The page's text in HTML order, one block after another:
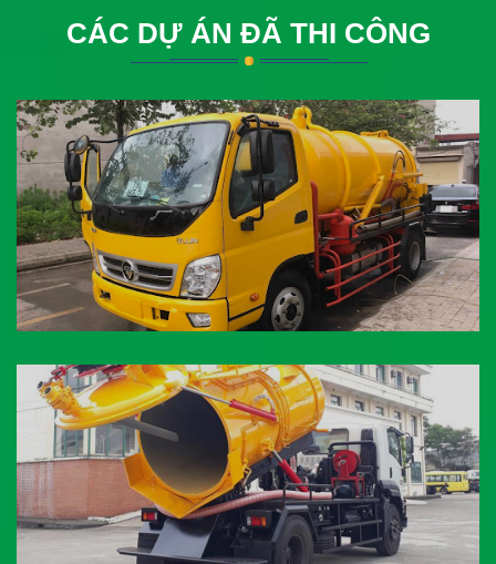
CÁC DỰ ÁN ĐÃ THI CÔNG